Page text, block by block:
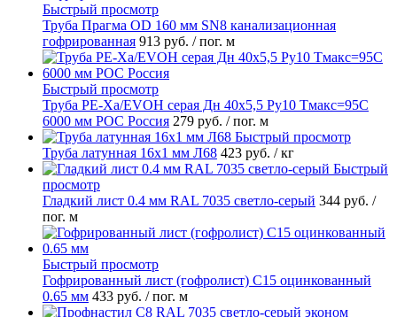
Быстрый просмотр
Труба Прагма OD 160 мм SN8 канализационная
гофрированная 913 руб. / пог. м
Быстрый просмотр
Труба PE-Xa/EVOH серая Дн 40х5,5 Ру10 Тмакс=95C
6000 мм РОС Россия 279 руб. / пог. м
Быстрый просмотр
Труба латунная 16х1 мм Л68 423 руб. / кг
Быстрый
просмотр
Гладкий лист 0.4 мм RAL 7035 светло-серый 344 руб. /
пог. м
Быстрый просмотр
Гофрированный лист (гофролист) С15 оцинкованный
0.65 мм 433 руб. / пог. м